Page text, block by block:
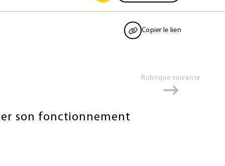
Copier le lien
Rubrique suivante
son fonctionnement